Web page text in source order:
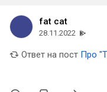
fat cat
28.11.2022
Ответ на пост Про